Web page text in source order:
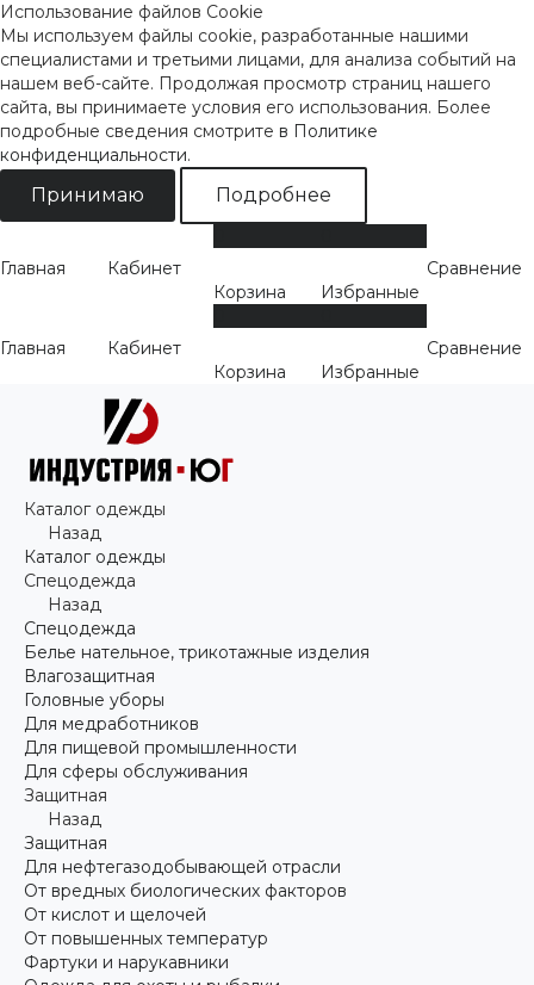
Использование файлов Cookie
Мы используем файлы cookie, разработанные нашими
специалистами и третьими лицами, для анализа событий на
нашем веб-сайте. Продолжая просмотр страниц нашего
сайта, вы принимаете условия его использования. Более
подробные сведения смотрите в Политике
конфиденциальности.
Принимаю Подробнее
Главная Кабинет
Корзина Избранные
Сравнение
Главная Кабинет
Корзина Избранные
Сравнение
Каталог одежды
Назад
Каталог одежды
Спецодежда
Назад
Спецодежда
Белье нательное, трикотажные изделия
Влагозащитная
Головные уборы
Для медработников
Для пищевой промышленности
Для сферы обслуживания
Защитная
Назад
Защитная
Для нефтегазодобывающей отрасли
От вредных биологических факторов
От кислот и щелочей
От повышенных температур
Фартуки и нарукавники